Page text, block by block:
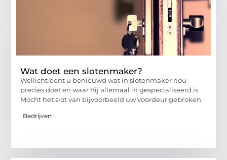
Wat doet een slotenmaker?
Wellicht bent u benieuwd wat in slotenmaker nou
precies doet en waar hij allemaal in gespecialiseerd is.
Mocht het slot van bijvoorbeeld uw voordeur gebroken
Bedrijven